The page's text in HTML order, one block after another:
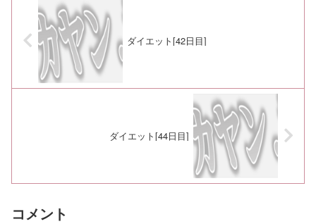
ダイエット[42日目]
ダイエット[44日目]
コメント